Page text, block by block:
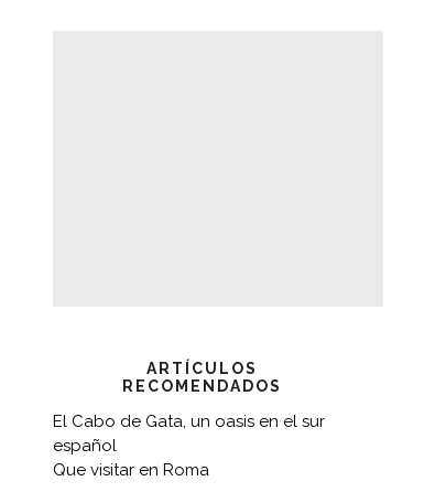
ARTÍCULOS
RECOMENDADOS
El Cabo de Gata, un oasis en el sur
español
Que visitar en Roma